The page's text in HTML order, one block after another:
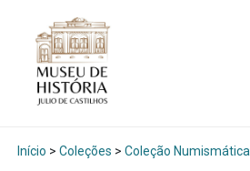
Início > Coleções > Coleção Numismática